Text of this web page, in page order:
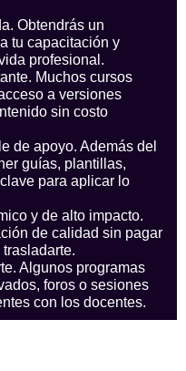
Obtendrás un
tu capacitación y
profesional.
Muchos cursos
a versiones
sin costo
de apoyo. Además del
guías, plantillas,
para aplicar lo
y de alto impacto.
de calidad sin pagar
Algunos programas
foros o sesiones
con los docentes.